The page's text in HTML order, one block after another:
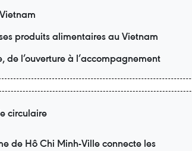
produits alimentaires au Vietnam
l’ouverture à l’accompagnement
circulaire
de Hô Chi Minh-Ville connecte les